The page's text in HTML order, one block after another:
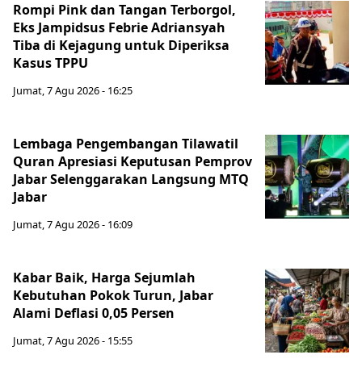
Rompi Pink dan Tangan Terborgol,
Eks Jampidsus Febrie Adriansyah
Tiba di Kejagung untuk Diperiksa
Kasus TPPU
Jumat, 7 Agu 2026 - 16:25
Lembaga Pengembangan Tilawatil
Quran Apresiasi Keputusan Pemprov
Jabar Selenggarakan Langsung MTQ
Jabar
Jumat, 7 Agu 2026 - 16:09
Kabar Baik, Harga Sejumlah
Kebutuhan Pokok Turun, Jabar
Alami Deflasi 0,05 Persen
Jumat, 7 Agu 2026 - 15:55